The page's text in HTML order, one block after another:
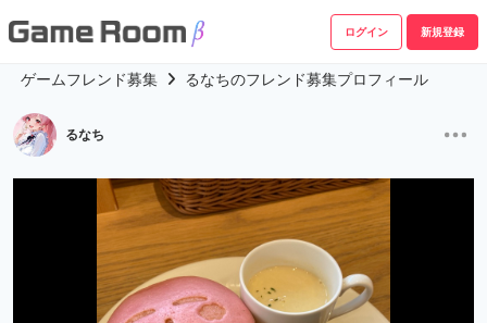
ログイン 新規登録
ゲームフレンド募集 るなちのフレンド募集プロフィール
るなち